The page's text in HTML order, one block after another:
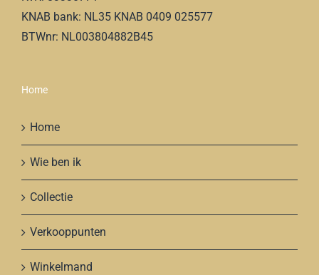
KNAB bank: NL35 KNAB 0409 025577
BTWnr: NL003804882B45
Home
Home
Wie ben ik
Collectie
Verkooppunten
Winkelmand